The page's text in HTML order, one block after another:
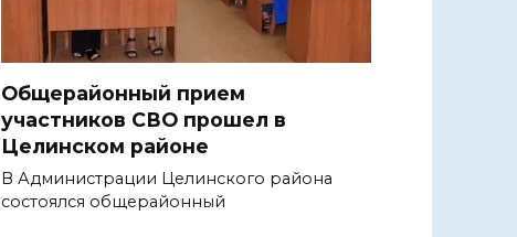
Общерайонный прием
участников СВО прошел в
Целинском районе
В Администрации Целинского района
состоялся общерайонный